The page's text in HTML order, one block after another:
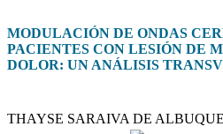
MODULACIÓN DE ONDAS
PACIENTES CON LESIÓN DE
DOLOR: UN ANÁLISIS
THAYSE SARAIVA DE